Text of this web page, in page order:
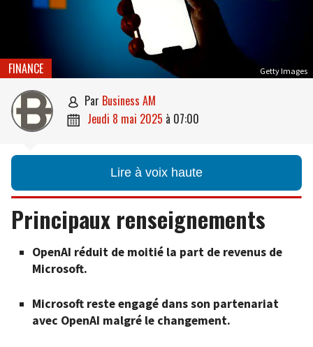
Getty Images
FINANCE
 par Business AM
 jeudi 8 mai 2025 à 07:00
Lire à voix haute
Principaux renseignements
OpenAI réduit de moitié la part de revenus de
Microsoft.
Microsoft reste engagé dans son partenariat
avec OpenAI malgré le changement.